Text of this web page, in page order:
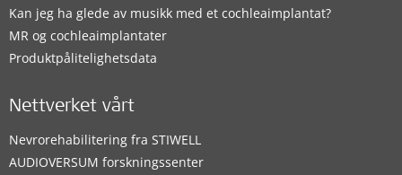
Kan jeg ha glede av musikk med et cochleaimplantat?
MR og cochleaimplantater
Produktpålitelighetsdata
Nettverket vårt
Nevrorehabilitering fra STIWELL
AUDIOVERSUM forskningssenter